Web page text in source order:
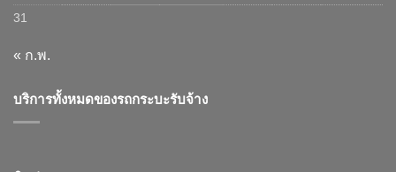
31
« ก.พ.
บริการทั้งหมดของรถกระบะรับจ้าง